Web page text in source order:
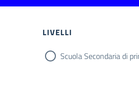
LIVELLI
Scuola Secondaria di